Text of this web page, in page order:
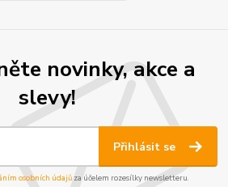
novinky, akce a
slevy!
Přihlásit se
osobních údajůza účelem rozesílky newsletteru.